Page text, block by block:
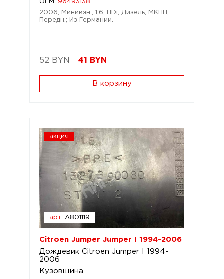
OEM: 96493138
2006; Минивэн.; 1,6; HDi; Дизель; МКПП;
Передн.; Из Германии.
52 BYN 41 BYN
В корзину
акция
арт. A801119
Citroen Jumper Jumper I 1994-2006
Дождевик Citroen Jumper I 1994-
2006
Кузовщина